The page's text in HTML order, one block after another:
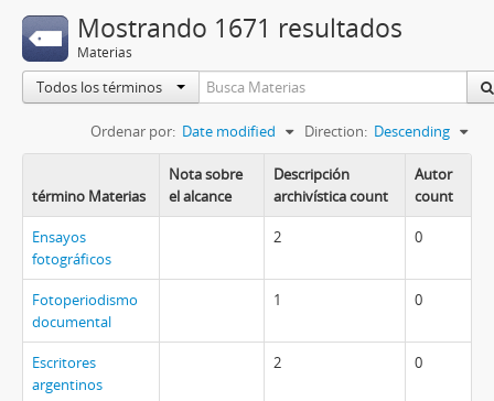
Mostrando 1671 resultados
Materias
Todos los términos
Ordenar por: Date modified Direction: Descending
término Materias
Nota sobre
el alcance
Descripción
archivística count
Autor
count
Ensayos
fotográficos
2 0
Fotoperiodismo
documental
1 0
Escritores
argentinos
2 0